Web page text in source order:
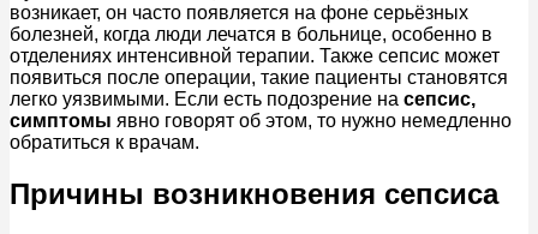
возникает, он часто появляется на фоне серьёзных
болезней, когда люди лечатся в больнице, особенно в
отделениях интенсивной терапии. Также сепсис может
появиться после операции, такие пациенты становятся
легко уязвимыми. Если есть подозрение на сепсис,
симптомы явно говорят об этом, то нужно немедленно
обратиться к врачам.
Причины возникновения сепсиса